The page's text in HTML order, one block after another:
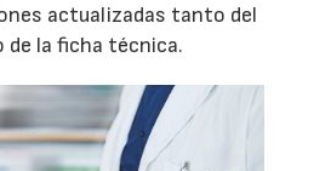
actualizadas tanto del
la ficha técnica.